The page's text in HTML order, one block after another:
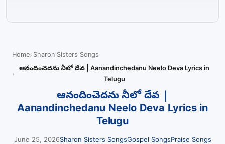
Home Sharon Sisters Songs
ఆనందించెదను నీలో దేవ | Aanandinchedanu Neelo Deva Lyrics in
Telugu
ఆనందించెదను నీలో దేవ |
Aanandinchedanu Neelo Deva Lyrics in
Telugu
June 25, 2026Sharon Sisters SongsGospel SongsPraise Songs